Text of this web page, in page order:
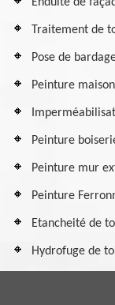
Traitement de
Pose de
Peinture
Peinture
Peinture mur
Peinture
Etancheité de
Hydrofuge de